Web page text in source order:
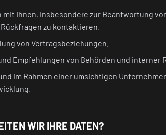
mit Ihnen, insbesondere zur Beantwortung
zu kontaktieren.
von Vertragsbeziehungen.
Empfehlungen von Behörden und interner
im Rahmen einer umsichtigen
WIR IHRE DATEN?